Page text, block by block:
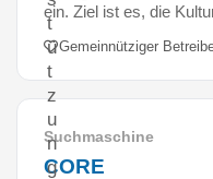
t
ü
t
z
u
n
g
ein. Ziel ist es, die
Gemeinnütziger
Suchmaschine
CORE